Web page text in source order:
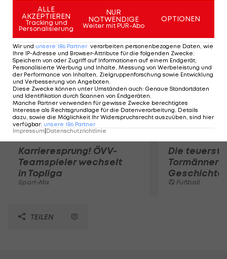
Lietz als Siebenter.
Mehr zum Thema
Karrieresprung! ÖVV-
Teamspieler wechselt
in Topliga
Sport-Mix
Die
Tormänner
Geschichte
Fußball
TEILEN
ALLE
AKZEPTIEREN
Tracking und
Personalisierung
NUR
NOTWENDIGE
Weiter mit PUR-Abo
OPTIONEN
Wir und unsere 186 Partner verarbeiten personenbezogene Daten, wie
Ihre IP-Adresse und Browser-Attribute für die folgenden Zwecke:
Speichern von oder Zugriff auf Informationen auf einem Endgerät;
Personalisierte Werbung und Inhalte, Messung von Werbeleistung und
der Performance von Inhalten, Zielgruppenforschung sowie Entwicklung
und Verbesserung von Angeboten.
Diese Zwecke können unter Umständen auch: Genaue Standortdaten
und Identifikation durch Scannen von Endgeräten.
Manche Partner verwenden für gewisse Zwecke berechtigtes
Interesse als Rechtsgrundlage für die Datenverarbeitung. Details
dazu, sowie die Möglichkeit Ihr Widerspruchsrecht auszuüben, sind hier
verfügbar: unsere 186 Partner
Impressum Datenschutzrichtlinie